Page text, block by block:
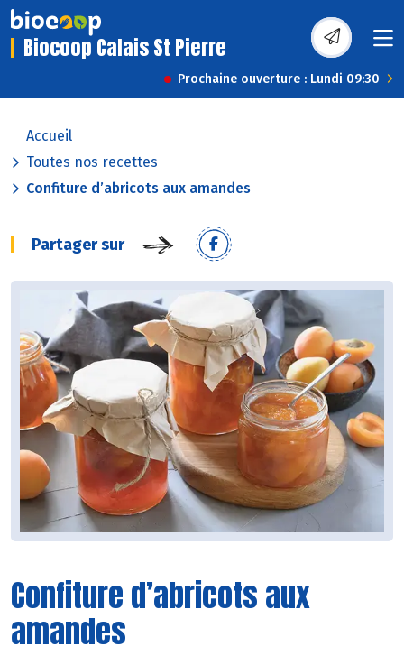
Biocoop Calais St Pierre
Prochaine ouverture : Lundi 09:30
Accueil
Toutes nos recettes
Confiture d’abricots aux amandes
Partager sur
Confiture d’abricots aux
amandes